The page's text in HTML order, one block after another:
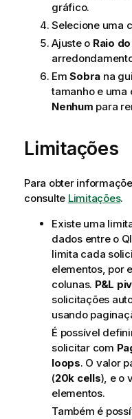
gráfico.
Selecione uma
Ajuste o Raio
EmSobra na
tamanho e uma
Nenhum para
Limitações
Para obter
consulte Limitações.
Existe uma
dados entre o
limita cada
elementos, por
colunas. P&L
solicitações
usando
É possível
solicitar com
loops. O valor
(20k cells), e o
elementos.
Também é